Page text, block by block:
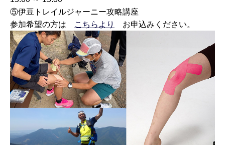
⑤伊豆トレイルジャーニー攻略講座
参加希望の方は
こちらより お申込みください。